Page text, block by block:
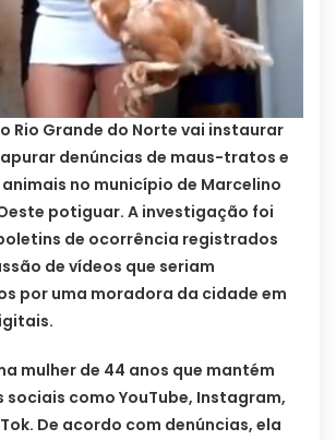
Rio Grande do Norte vai instaurar
denúncias de maus-tratos e
no município de Marcelino
potiguar. A investigação foi
de ocorrência registrados
de vídeos que seriam
por uma moradora da cidade em
mulher de 44 anos que mantém
sociais como YouTube, Instagram,
De acordo com denúncias, ela